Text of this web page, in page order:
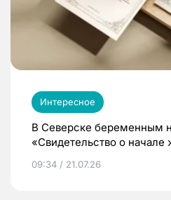
Интересное
В Северске беременным
«Свидетельство о начале
09:34 / 21.07.26